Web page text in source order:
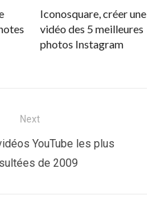
Iconosquare, créer une
vidéo des 5 meilleures
photos Instagram
Next
YouTube les plus
de 2009